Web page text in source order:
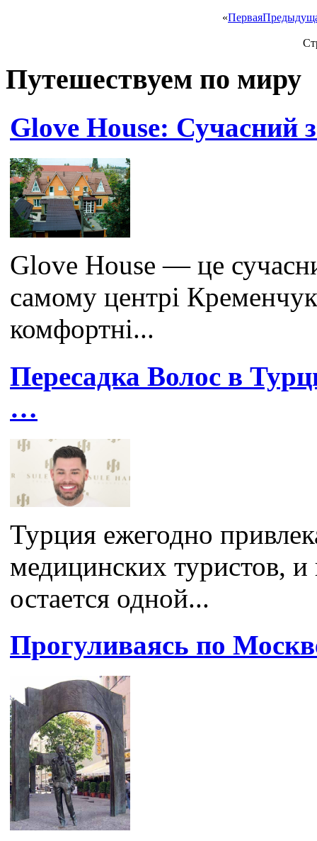
«Первая
Путешествуем по миру
Glove House: Сучасний
Glove House — це
самому центрі
комфортні...
Пересадка Волос в
…
Турция ежегодно
медицинских туристов,
остается одной...
Прогуливаясь по